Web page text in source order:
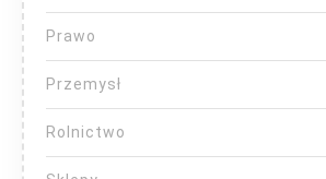
Prawo
Przemysł
Rolnictwo